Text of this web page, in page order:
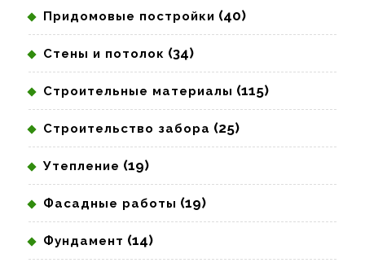
Придомовые постройки (40)
Стены и потолок (34)
Строительные материалы (115)
Строительство забора (25)
Утепление (19)
Фасадные работы (19)
Фундамент (14)